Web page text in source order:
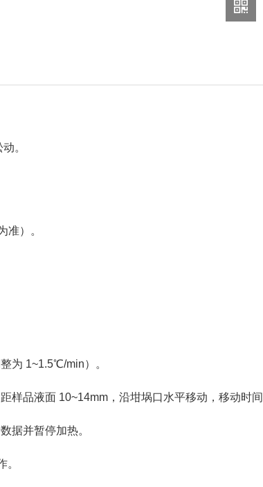
。
准）。
为 1~1.5℃/min）。
样品液面 10~14mm，沿坩埚口水平移动，移动时
据并暂停加热。